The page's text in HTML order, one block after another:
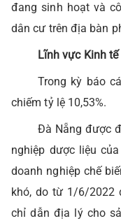
đang sinh hoạt và
dân cư trên địa bàn
Lĩnh vực Kinh tế
Trong kỳ báo
chiếm tỷ lệ 10,53%.
Đà Nẵng được
nghiệp dược liệu
doanh nghiệp chế
khó, do từ 1/6/2022
chỉ dẫn địa lý cho